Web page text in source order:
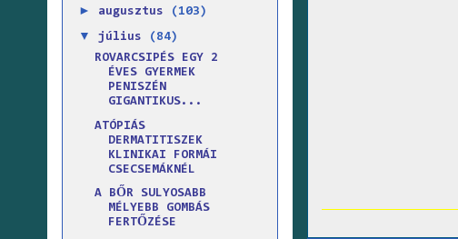
► augusztus (103)
▼ július
(84)
ROVARCSIPÉS EGY 2
ÉVES GYERMEK
PENISZÉN
GIGANTIKUS...
ATÓPIÁS
DERMATITISZEK
KLINIKAI FORMÁI
CSECSEMÁKNÉL
A BŐR SULYOSABB
MÉLYEBB GOMBÁS
FERTŐZÉSE